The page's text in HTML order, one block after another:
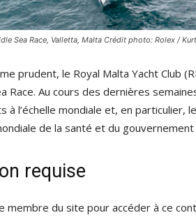
Sea Race, Valletta, Malta Crédit photo: Rolex /
prudent, le Royal Malta Yacht Club
Race. Au cours des dernières
à l’échelle mondiale et, en particulier,
de la santé et du
requise
membre du site pour accéder à ce